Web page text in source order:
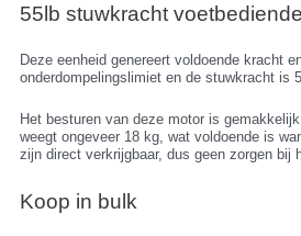
55lb stuwkracht
Deze eenheid genereert voldoende kracht
onderdompelingslimiet en de stuwkracht is
Het besturen van deze motor is
weegt ongeveer 18 kg, wat voldoende is
zijn direct verkrijgbaar, dus geen zorgen bij
Koop in bulk